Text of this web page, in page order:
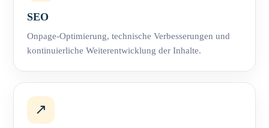
SEO
Onpage-Optimierung, technische Verbesserungen und
kontinuierliche Weiterentwicklung der Inhalte.
↗